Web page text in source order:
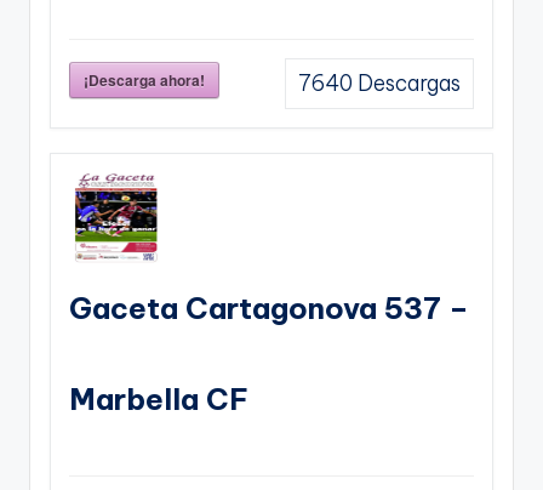
¡Descarga ahora! 7640 Descargas
Gaceta Cartagonova 537 –
Marbella CF